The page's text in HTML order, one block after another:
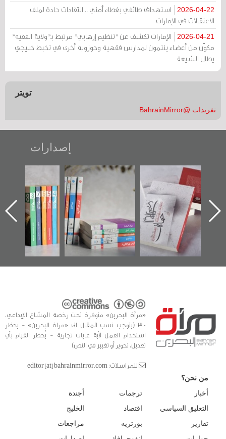
2026-04-22
استهداف طائفي بغطاء أمني .. انتقادات حادة لملف
الاعتقالات في الإمارات
2026-04-21
الإمارات تكشف عن "تنظيم إرهابي" مرتبط بـ"ولاية الفقيه"
مكوّن من أعضاء ينتمون لمدارس فقهية وحوزوية أخرى في تخبط خليجي
يطال الشيعة
تويتر
تغريدات @BahrainMirror
إصدارات
"حماة الباب الأخير":
الإصدار الأول عن
اعتصام الدراز
وأحداث ساحة
الفداء لمركز أوال
للدراسات والتوثيق
تصنيف موضوعي
للوثائق البريطانية
يقدمه «مركز أوال»
في سلسلة من 5
كتب
تصدر حصاد
الساحات 2019
«مرآة البحرين» متوفرة تحت رخصة المشاع الإبداعي،
3.0 (يتوجب نسب المقال الى «مراة البحرين» - يحظر
استخدام العمل لأية غايات تجارية - يُحظر القيام بأي
تعديل، تحوير أو تغيير في النص)
للمراسلات: editor [at] bahrainmirror.com
من نحن؟
أخبار
التعليق السياسي
تقارير
ترجمات
اقتصاد
بورتريه
أجندة
الخليج
مراجعات